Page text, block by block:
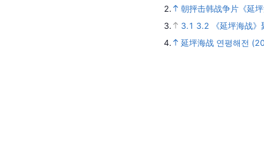
2.
朝抨击韩战争片《延
3.
3.1 3.2
《延坪海战
4.
延坪海战 연평해전